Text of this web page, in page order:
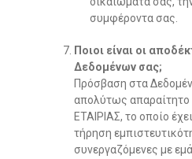
συμφέροντα σας.
Ποιοι είναι οι
Δεδομένων σας;
Πρόσβαση στα
απολύτως
ΕΤΑΙΡΙΑΣ, το οποίο
τήρηση
συνεργαζόμενες με